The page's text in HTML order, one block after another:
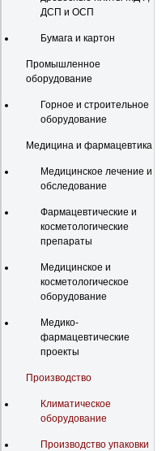
ДСП и ОСП
Бумага и картон
Промышленное
оборудование
Горное и строительное
оборудование
Медицина и фармацевтика
Медицинское лечение и
обследование
Фармацевтические и
косметологические
препараты
Медицинское и
косметологическое
оборудование
Медико-
фармацевтические
проекты
Производство
Климатическое
оборудование
Производство упаковки